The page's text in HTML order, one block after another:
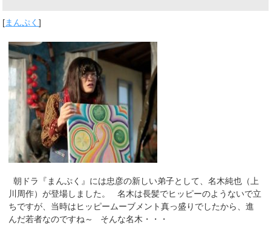
[まんぷく]
朝ドラ『まんぷく』には忠彦の新しい弟子として、名木純也（上
川周作）が登場しました。 名木は長髪でヒッピーのようないで立
ちですが、当時はヒッピームーブメント真っ盛りでしたから、進
んだ若者なのですね～ そんな名木・・・